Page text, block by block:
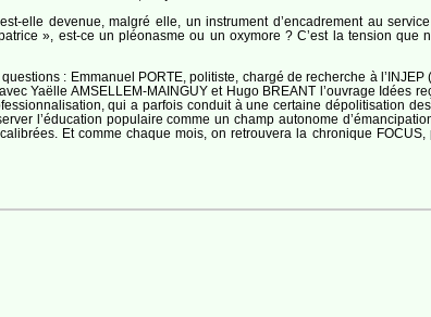
elle devenue, malgré elle, un instrument d’encadrement au
», est-ce un pléonasme ou un oxymore ? C’est la tension que
: Emmanuel PORTE, politiste, chargé de recherche à l’INJEP
Yaëlle AMSELLEM-MAINGUY et Hugo BREANT l’ouvrage Idées
qui a parfois conduit à une certaine dépolitisation
l’éducation populaire comme un champ autonome
Et comme chaque mois, on retrouvera la chronique